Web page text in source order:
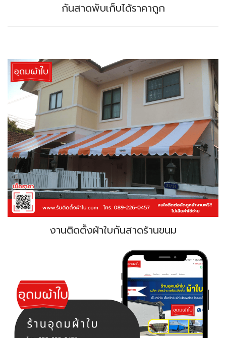
กันสาดพับเก็บได้ราคาถูก
งานติดตั้งผ้าใบกันสาดร้านขนม